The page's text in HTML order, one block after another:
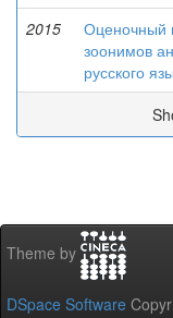
2015
Оценочный
зоонимов
русского
Theme by
DSpace Software